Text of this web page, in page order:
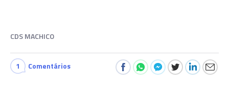
CDS MACHICO
1 Comentários